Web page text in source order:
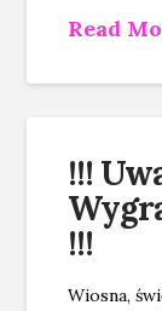
Read
!!!
!!!
Wiosna,